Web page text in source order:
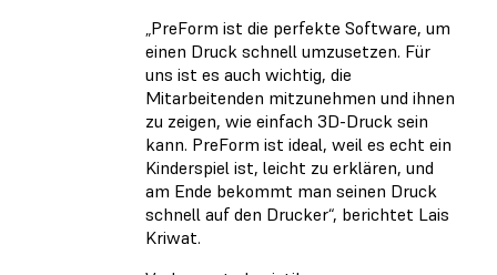
„PreForm ist die perfekte Software, um
einen Druck schnell umzusetzen. Für
uns ist es auch wichtig, die
Mitarbeitenden mitzunehmen und ihnen
zu zeigen, wie einfach 3D-Druck sein
kann. PreForm ist ideal, weil es echt ein
Kinderspiel ist, leicht zu erklären, und
am Ende bekommt man seinen Druck
schnell auf den Drucker“, berichtet Lais
Kriwat.